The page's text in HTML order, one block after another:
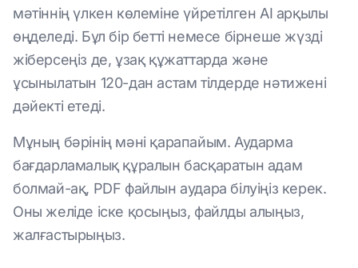
мәтіннің үлкен көлеміне үйретілген AI арқылы
өңделеді. Бұл бір бетті немесе бірнеше жүзді
жіберсеңіз де, ұзақ құжаттарда және
ұсынылатын 120-дан астам тілдерде нәтижені
дәйекті етеді.
Мұның бәрінің мәні қарапайым. Аударма
бағдарламалық құралын басқаратын адам
болмай-ақ, PDF файлын аудара білуіңіз керек.
Оны желіде іске қосыңыз, файлды алыңыз,
жалғастырыңыз.